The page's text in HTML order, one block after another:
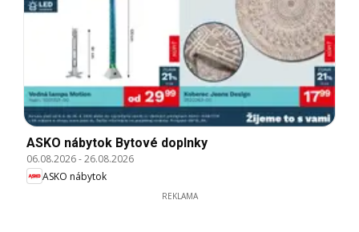
ASKO nábytok Bytové doplnky
06.08.2026-26.08.2026
ASKO nábytok
REKLAMA